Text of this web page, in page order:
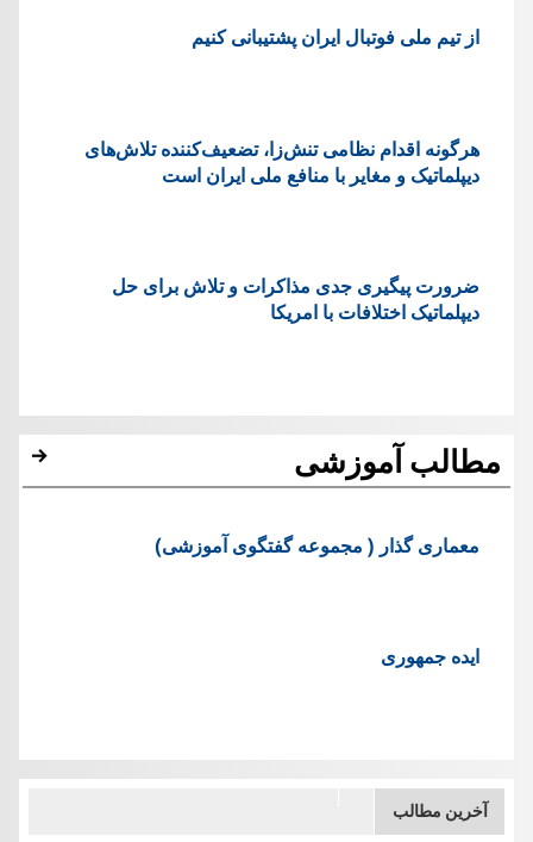
از تیم ملی فوتبال ایران پشتیبانی کنیم
هرگونه اقدام نظامی تنش‌زا، تضعیف‌کننده تلاش‌های
دیپلماتیک و مغایر با منافع ملی ایران است
ضرورت پیگیری جدی مذاکرات و تلاش برای حل
دیپلماتیک اختلافات با امریکا
مطالب آموزشی
معماری گذار ( مجموعه گفتگوی آموزشی)
ایده جمهوری
آخرین مطالب